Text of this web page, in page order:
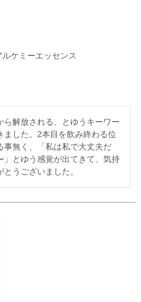
ケミーエッセンス
ら解放される、とゆうキーワー
ました。2本目を飲み終わる位
事無く、「私は私で大丈夫だ
」とゆう感覚が出てきて、気持
うございました。